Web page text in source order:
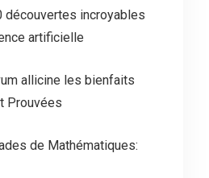
découvertes incroyables
artificielle
allicine les bienfaits
Prouvées
de Mathématiques: